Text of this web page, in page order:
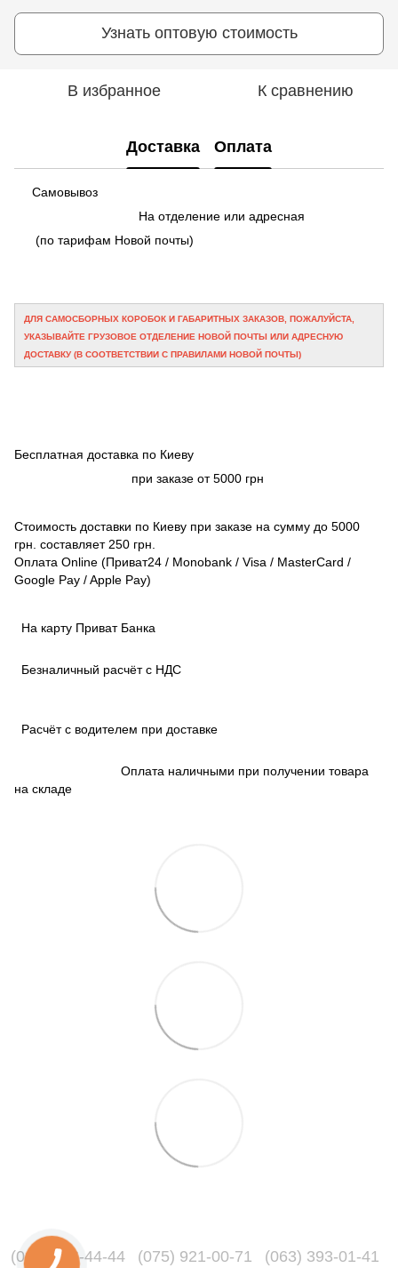
Узнать оптовую стоимость
В избранное К сравнению
Доставка Оплата
Самовывоз
На отделение или адресная
(по тарифам Новой почты)
ДЛЯ САМОСБОРНЫХ КОРОБОК И ГАБАРИТНЫХ ЗАКАЗОВ, ПОЖАЛУЙСТА,
УКАЗЫВАЙТЕ ГРУЗОВОЕ ОТДЕЛЕНИЕ НОВОЙ ПОЧТЫ ИЛИ АДРЕСНУЮ
ДОСТАВКУ (В СООТВЕТСТВИИ С ПРАВИЛАМИ НОВОЙ ПОЧТЫ)
Бесплатная доставка по Киеву
при заказе от 5000 грн
Стоимость доставки по Киеву при заказе на сумму до 5000
грн. составляет 250 грн.
Оплата Online (Приват24 / Monobank / Visa / MasterCard /
Google Pay / Apple Pay)
На карту Приват Банка
Безналичный расчёт с НДС
Расчёт с водителем при доставке
Оплата наличными при получении товара
на складе
(067) 216-44-44 (075) 921-00-71 (063) 393-01-41